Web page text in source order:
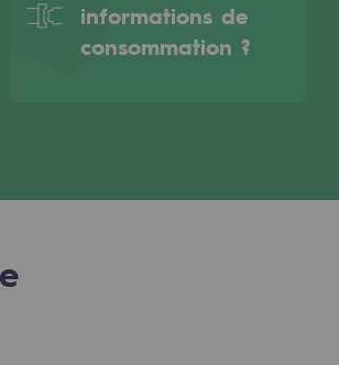
informations de
consommation ?